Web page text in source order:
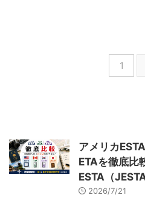
ている観光庁の有識者会議では厳
は、DMOの現在の課題と、観光
の機能強化に関する有識者会議」
の内容を、筆者が分析し、まとめ
たものです。 DMOとは
DMO（Destination
Management/Mar ...
1
アメリカ
ETAを徹底比
ESTA（
2026/7/21